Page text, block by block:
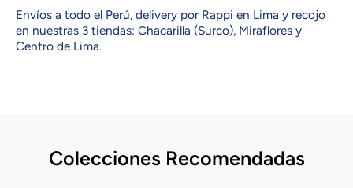
Envíos a todo el Perú, delivery por Rappi en Lima y recojo
en nuestras 3 tiendas: Chacarilla (Surco), Miraflores y
Centro de Lima.
Colecciones Recomendadas